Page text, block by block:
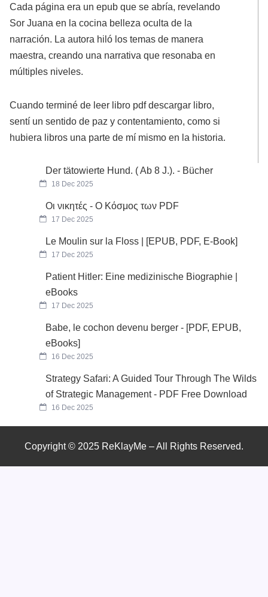
Cada página era un epub que se abría, revelando
Sor Juana en la cocina belleza oculta de la
narración. La autora hiló los temas de manera
maestra, creando una narrativa que resonaba en
múltiples niveles.
Cuando terminé de leer libro pdf descargar libro,
sentí un sentido de paz y contentamiento, como si
hubiera libros una parte de mí mismo en la historia.
Der tätowierte Hund. ( Ab 8 J.). - Bücher
18 Dec 2025
Οι νικητές - Ο Κόσμος των PDF
17 Dec 2025
Le Moulin sur la Floss | [EPUB, PDF, E-Book]
17 Dec 2025
Patient Hitler: Eine medizinische Biographie |
eBooks
17 Dec 2025
Babe, le cochon devenu berger - [PDF, EPUB,
eBooks]
16 Dec 2025
Strategy Safari: A Guided Tour Through The Wilds
of Strategic Management - PDF Free Download
16 Dec 2025
Copyright © 2025 ReKlayMe – All Rights Reserved.